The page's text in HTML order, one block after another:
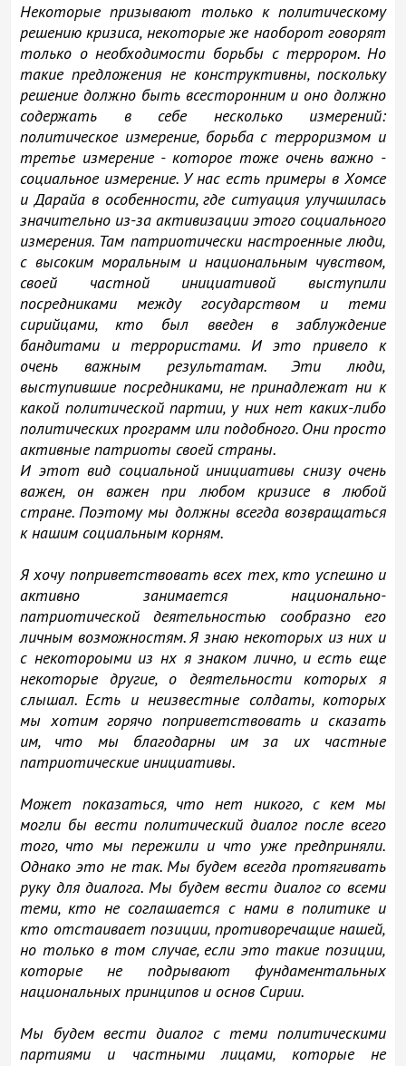
Некоторые призывают только к политическому
решению кризиса, некоторые же наоборот говорят
только о необходимости борьбы с террором. Но
такие предложения не конструктивны, поскольку
решение должно быть всесторонним и оно должно
содержать в себе несколько измерений:
политическое измерение, борьба с терроризмом и
третье измерение - которое тоже очень важно -
социальное измерение. У нас есть примеры в Хомсе
и Дарайа в особенности, где ситуация улучшилась
значительно из-за активизации этого социального
измерения. Там патриотически настроенные люди,
с высоким моральным и национальным чувством,
своей частной инициативой выступили
посредниками между государством и теми
сирийцами, кто был введен в заблуждение
бандитами и террористами. И это привело к
очень важным результатам. Эти люди,
выступившие посредниками, не принадлежат ни к
какой политической партии, у них нет каких-либо
политических программ или подобного. Они просто
активные патриоты своей страны.
И этот вид социальной инициативы снизу очень
важен, он важен при любом кризисе в любой
стране. Поэтому мы должны всегда возвращаться
к нашим социальным корням.
Я хочу поприветствовать всех тех, кто успешно и
активно занимается национально-
патриотической деятельностью сообразно его
личным возможностям. Я знаю некоторых из них и
с некотороыми из нх я знаком лично, и есть еще
некоторые другие, о деятельности которых я
слышал. Есть и неизвестные солдаты, которых
мы хотим горячо поприветствовать и сказать
им, что мы благодарны им за их частные
патриотические инициативы.
Может показаться, что нет никого, с кем мы
могли бы вести политический диалог после всего
того, что мы пережили и что уже предприняли.
Однако это не так. Мы будем всегда протягивать
руку для диалога. Мы будем вести диалог со всеми
теми, кто не соглашается с нами в политике и
кто отстаивает позиции, противоречащие нашей,
но только в том случае, если это такие позиции,
которые не подрывают фундаментальных
национальных принципов и основ Сирии.
Мы будем вести диалог с теми политическими
партиями и частными лицами, которые не